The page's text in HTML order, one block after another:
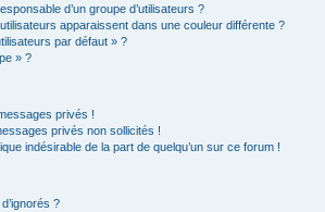
d’un groupe d’utilisateurs ?
apparaissent dans une couleur différente ?
par défaut » ?
» ?
privés !
privés non sollicités !
indésirable de la part de quelqu’un sur ce forum !
?